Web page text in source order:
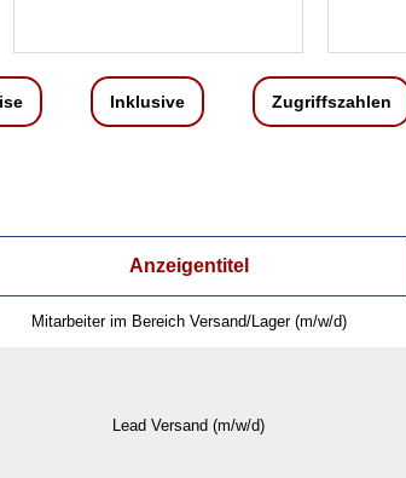
Inklusive Zugriffszahlen
Anzeigentitel
Mitarbeiter im Bereich Versand/Lager (m/w/d)
Lead Versand (m/w/d)